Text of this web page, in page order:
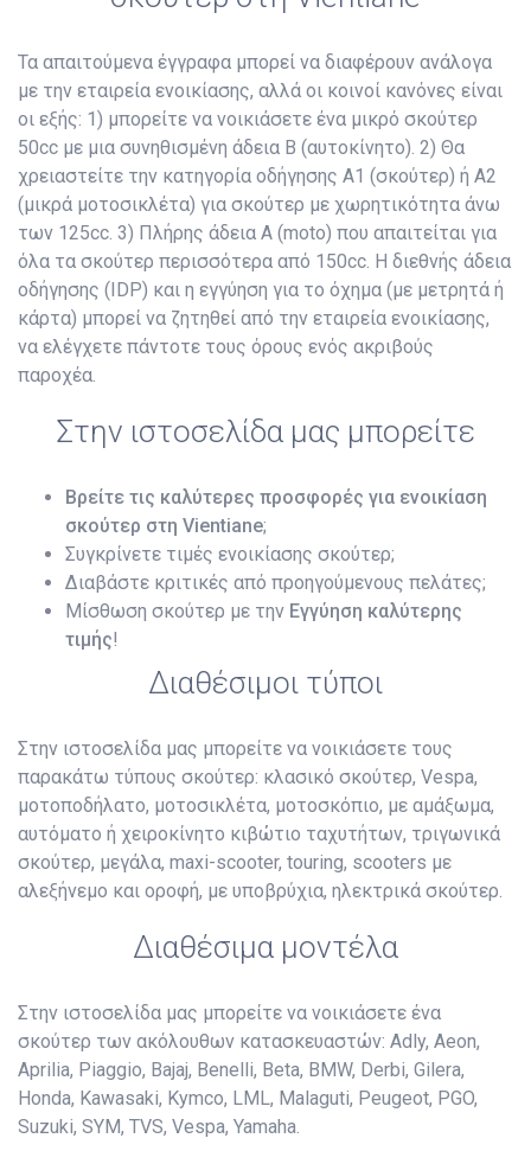
Τα απαιτούμενα έγγραφα μπορεί να διαφέρουν ανάλογα
με την εταιρεία ενοικίασης, αλλά οι κοινοί κανόνες είναι
οι εξής: 1) μπορείτε να νοικιάσετε ένα μικρό σκούτερ
50cc με μια συνηθισμένη άδεια B (αυτοκίνητο). 2) Θα
χρειαστείτε την κατηγορία οδήγησης A1 (σκούτερ) ή A2
(μικρά μοτοσικλέτα) για σκούτερ με χωρητικότητα άνω
των 125cc. 3) Πλήρης άδεια A (moto) που απαιτείται για
όλα τα σκούτερ περισσότερα από 150cc. Η διεθνής άδεια
οδήγησης (IDP) και η εγγύηση για το όχημα (με μετρητά ή
κάρτα) μπορεί να ζητηθεί από την εταιρεία ενοικίασης,
να ελέγχετε πάντοτε τους όρους ενός ακριβούς
παροχέα.
Στην ιστοσελίδα μας μπορείτε
Βρείτε τις καλύτερες προσφορές για ενοικίαση
σκούτερ στη Vientiane;
Συγκρίνετε τιμές ενοικίασης σκούτερ;
Διαβάστε κριτικές από προηγούμενους πελάτες;
Μίσθωση σκούτερ με την Εγγύηση καλύτερης
τιμής!
Διαθέσιμοι τύποι
Στην ιστοσελίδα μας μπορείτε να νοικιάσετε τους
παρακάτω τύπους σκούτερ: κλασικό σκούτερ, Vespa,
μοτοποδήλατο, μοτοσικλέτα, μοτοσκόπιο, με αμάξωμα,
αυτόματο ή χειροκίνητο κιβώτιο ταχυτήτων, τριγωνικά
σκούτερ, μεγάλα, maxi-scooter, touring, scooters με
αλεξήνεμο και οροφή, με υποβρύχια, ηλεκτρικά σκούτερ.
Διαθέσιμα μοντέλα
Στην ιστοσελίδα μας μπορείτε να νοικιάσετε ένα
σκούτερ των ακόλουθων κατασκευαστών: Adly, Aeon,
Aprilia, Piaggio, Bajaj, Benelli, Beta, BMW, Derbi, Gilera,
Honda, Kawasaki, Kymco, LML, Malaguti, Peugeot, PGO,
Suzuki, SYM, TVS, Vespa, Yamaha.